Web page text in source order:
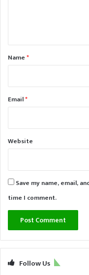
*Name*
Email*
Website
Save my name, email,
time I comment.
Follow Us